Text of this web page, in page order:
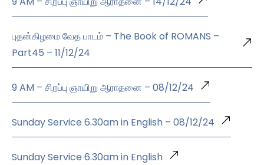
புதன்கிழமை வேத பாடம் – The Book of ROMANS –
Part45 – 11/12/24
9 AM – சிறப்பு ஞாயிறு ஆராதனை – 08/12/24
Sunday Service 6.30am in English – 08/12/24
Sunday Service 6.30am in English